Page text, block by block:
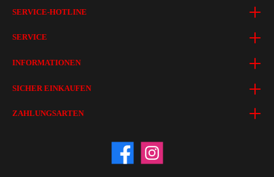
SERVICE-HOTLINE
SERVICE
INFORMATIONEN
SICHER EINKAUFEN
ZAHLUNGSARTEN